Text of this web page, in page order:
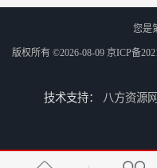
您是
版权所有 ©2026-08-09 京ICP备
技术支持： 八方资源网